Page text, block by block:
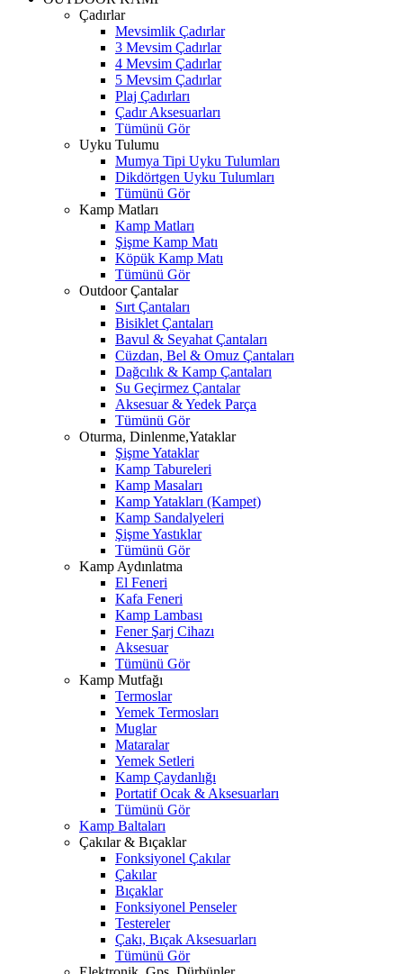
Çadırlar
Mevsimlik Çadırlar
3 Mevsim Çadırlar
4 Mevsim Çadırlar
5 Mevsim Çadırlar
Plaj Çadırları
Çadır Aksesuarları
Tümünü Gör
Uyku Tulumu
Mumya Tipi Uyku Tulumları
Dikdörtgen Uyku Tulumları
Tümünü Gör
Kamp Matları
Kamp Matları
Şişme Kamp Matı
Köpük Kamp Matı
Tümünü Gör
Outdoor Çantalar
Sırt Çantaları
Bisiklet Çantaları
Bavul & Seyahat Çantaları
Cüzdan, Bel & Omuz Çantaları
Dağcılık & Kamp Çantaları
Su Geçirmez Çantalar
Aksesuar & Yedek Parça
Tümünü Gör
Oturma, Dinlenme,Yataklar
Şişme Yataklar
Kamp Tabureleri
Kamp Masaları
Kamp Yatakları (Kampet)
Kamp Sandalyeleri
Şişme Yastıklar
Tümünü Gör
Kamp Aydınlatma
El Feneri
Kafa Feneri
Kamp Lambası
Fener Şarj Cihazı
Aksesuar
Tümünü Gör
Kamp Mutfağı
Termoslar
Yemek Termosları
Muglar
Mataralar
Yemek Setleri
Kamp Çaydanlığı
Portatif Ocak & Aksesuarları
Tümünü Gör
Kamp Baltaları
Çakılar & Bıçaklar
Fonksiyonel Çakılar
Çakılar
Bıçaklar
Fonksiyonel Penseler
Testereler
Çakı, Bıçak Aksesuarları
Tümünü Gör